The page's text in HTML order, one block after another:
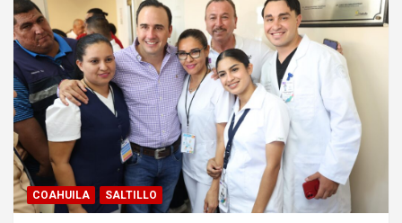
COAHUILA SALTILLO